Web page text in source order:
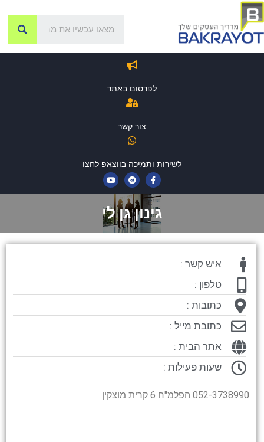
לפרסום באתר
צור קשר
לשירות ותמיכה בווצאפ לחצו
גינון גן לי
איש קשר :
טלפון :
כתובות :
כתובת מייל :
אתר הבית :
שעות פעילות :
052-3738990 הפלמ"ח 6 קרית מוצקין